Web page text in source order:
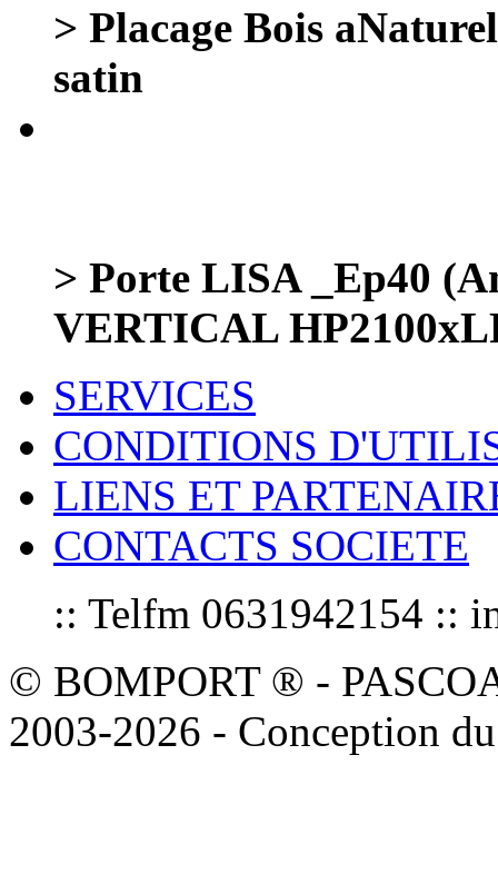
> Placage Bois
satin
> Porte LISA _Ep40
VERTICAL
SERVICES
CONDITIONS
LIENS ET
CONTACTS SOCIETE
:: Telfm 0631942154 ::
© BOMPORT ® -
2003-2026 - Conception